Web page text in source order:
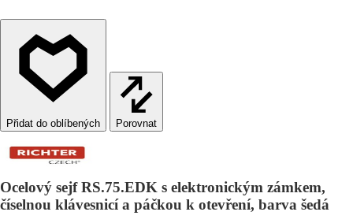
Porovnat
Ocelový sejf RS.75.EDK s elektronickým zámkem,
číselnou klávesnicí a páčkou k otevření, barva šedá